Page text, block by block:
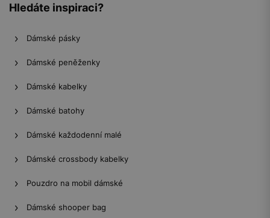
Hledáte inspiraci?
Dámské pásky
Dámské peněženky
Dámské kabelky
Dámské batohy
Dámské každodenní malé
Dámské crossbody kabelky
Pouzdro na mobil dámské
Dámské shooper bag